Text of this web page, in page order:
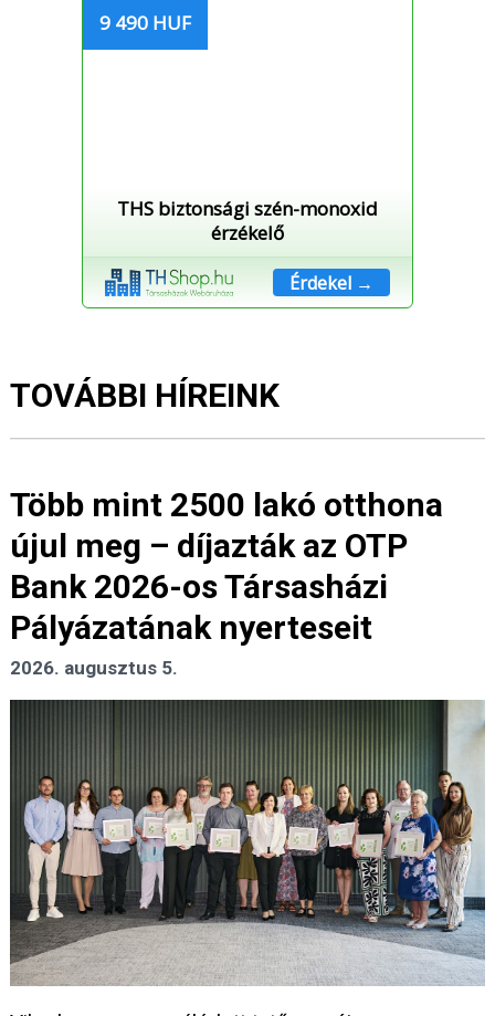
9 490 HUF
THS biztonsági szén-monoxid
érzékelő
Érdekel →
TOVÁBBI HÍREINK
Több mint 2500 lakó otthona
újul meg – díjazták az OTP
Bank 2026-os Társasházi
Pályázatának nyerteseit
2026. augusztus 5.